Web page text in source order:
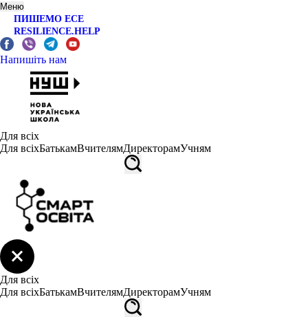
Меню
ПИШЕМО ЕСЕ
RESILIENCE.HELP
Напишіть нам
Для всіх
Для всіхБатькамВчителямДиректорамУчням
Для всіх
Для всіхБатькамВчителямДиректорамУчням